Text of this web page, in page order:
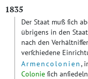
1835
Der Staat muß ſich
übrigens in den
nach den
verſchiedene
Armencolonien,
Colonie ſich